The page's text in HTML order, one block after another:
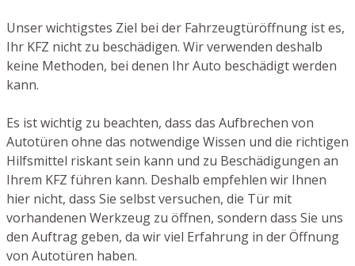
Unser wichtigstes Ziel bei der Fahrzeugtüröffnung ist es,
Ihr KFZ nicht zu beschädigen. Wir verwenden deshalb
keine Methoden, bei denen Ihr Auto beschädigt werden
kann.
Es ist wichtig zu beachten, dass das Aufbrechen von
Autotüren ohne das notwendige Wissen und die richtigen
Hilfsmittel riskant sein kann und zu Beschädigungen an
Ihrem KFZ führen kann. Deshalb empfehlen wir Ihnen
hier nicht, dass Sie selbst versuchen, die Tür mit
vorhandenen Werkzeug zu öffnen, sondern dass Sie uns
den Auftrag geben, da wir viel Erfahrung in der Öffnung
von Autotüren haben.